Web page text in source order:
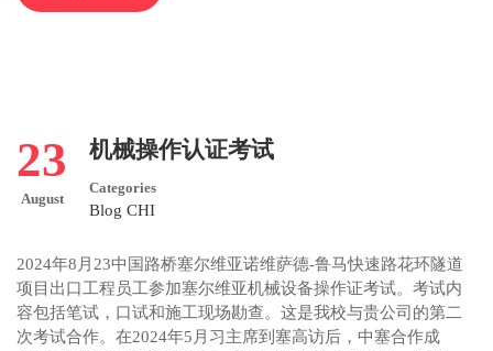
23
August
机械操作认证考试
Categories
Blog CHI
2024年8月23中国路桥塞尔维亚诺维萨德-鲁马快速路花环隧道
项目出口工程员工参加塞尔维亚机械设备操作证考试。考试内
容包括笔试，口试和施工现场勘查。这是我校与贵公司的第二
次考试合作。在2024年5月习主席到塞高访后，中塞合作成